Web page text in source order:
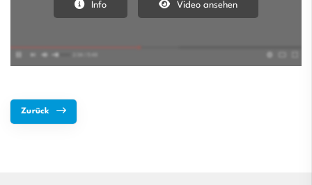
Info Video ansehen
Zurück